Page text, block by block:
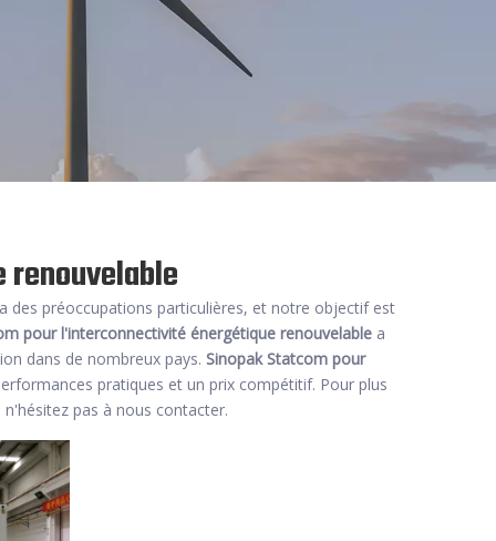
des préoccupations particulières, et notre objectif est
pour l'interconnectivité énergétique renouvelable a
dans de nombreux pays. Sinopak Statcom pour
pratiques et un prix compétitif. Pour plus
n'hésitez pas à nous contacter.